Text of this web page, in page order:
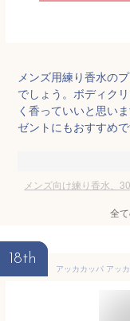
メンズ用練り香水の
でしょう。ボディク
く香っていいと思い
ゼントにもおすすめで
メンズ向け練り香水、
全
18th